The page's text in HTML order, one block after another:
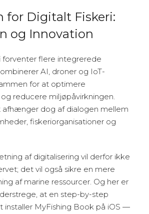
for Digitalt Fiskeri:
og Innovation
forventer flere integrerede
AI, droner og IoT-
for at optimere
reducere miljøpåvirkningen.
afhænger dog af dialogen mellem
fiskeriorganisationer og
af digitalisering vil derfor ikke
det vil også sikre en mere
af marine ressourcer. Og her er
at en step-by-step
installer MyFishing Book på iOS —